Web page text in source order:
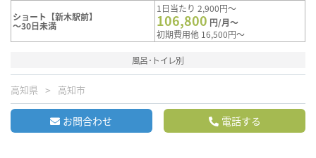
ショート【新木駅前】
～30日未満
1日当たり 2,900円～
106,800 円/月～
初期費用他 16,500円～
風呂･トイレ別
高知県 高知市
お問合わせ 電話する